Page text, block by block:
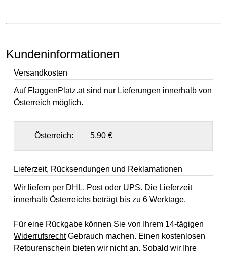
Kundeninformationen
Versandkosten
Auf FlaggenPlatz.at sind nur Lieferungen innerhalb von
Österreich möglich.
Österreich: 5,90 €
Lieferzeit, Rücksendungen und Reklamationen
Wir liefern per DHL, Post oder UPS. Die Lieferzeit
innerhalb Österreichs beträgt bis zu 6 Werktage.
Für eine Rückgabe können Sie von Ihrem 14-tägigen
WiderrufsrechtGebrauch machen. Einen kostenlosen
Retourenschein bieten wir nicht an. Sobald wir Ihre